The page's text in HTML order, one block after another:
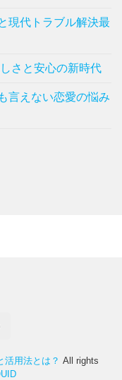
現代トラブル解決最
さと安心の新時代
言えない恋愛の悩み
活用法とは？ All rights